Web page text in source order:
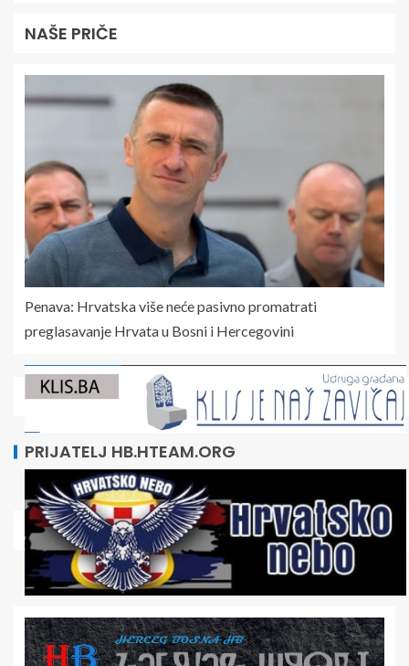
NAŠE PRIČE
Penava: Hrvatska više neće pasivno promatrati
preglasavanje Hrvata u Bosni i Hercegovini
PRIJATELJ HB.HTEAM.ORG